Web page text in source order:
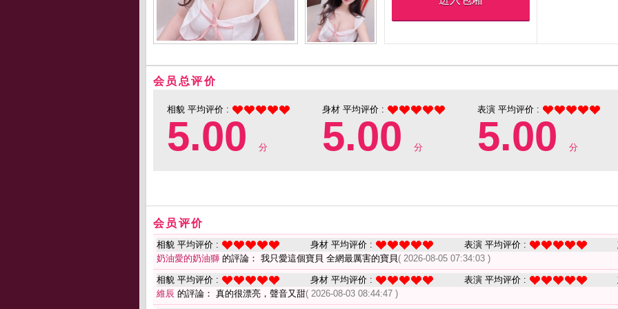
会员总评价
相貌 平均评价 :
5.00 分
身材 平均评价 :
5.00 分
表演 平均评价 :
5.00 分
会员评价
相貌 平均评价 : 身材 平均评价 : 表演 平均评价 :
奶油愛的奶油獅 的評論： 我只愛這個寶貝 全網最厲害的寶貝 ( 2026-08-05 07:34:03 )
相貌 平均评价 : 身材 平均评价 : 表演 平均评价 :
維辰 的評論： 真的很漂亮，聲音又甜( 2026-08-03 08:44:47 )